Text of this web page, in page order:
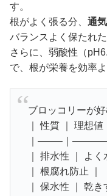
す。
根がよく張る分、 通
バランスよく保たれ
さらに、弱酸性（
で、根が栄養を効率
ブロッコリーが
｜ 性質 ｜ 理想
｜——–｜
｜ 排水性 ｜ よ
｜ 根腐れ防止 ｜
｜ 保水性 ｜ 乾